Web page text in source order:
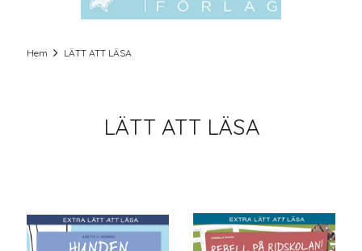
Hem LÄTT ATT LÄSA
LÄTT ATT LÄSA